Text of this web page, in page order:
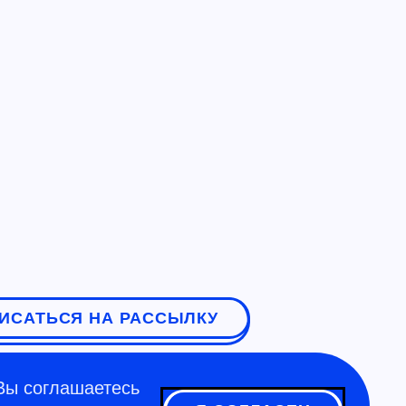
НА РАССЫЛКУ
соглашаетесь